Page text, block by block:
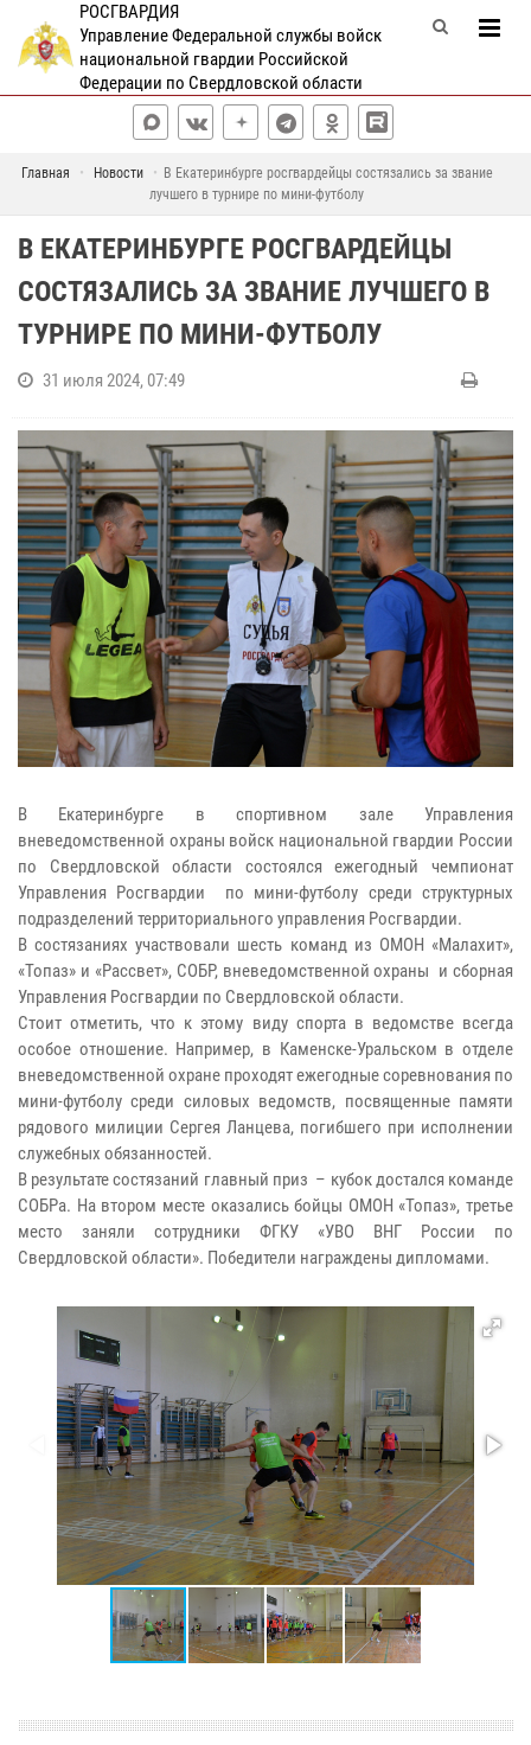
РОСГВАРДИЯ
Управление Федеральной службы войск
национальной гвардии Российской
Федерации по Свердловской области
Главная Новости
В Екатеринбурге росгвардейцы состязались за звание
лучшего в турнире по мини-футболу
В ЕКАТЕРИНБУРГЕ РОСГВАРДЕЙЦЫ
СОСТЯЗАЛИСЬ ЗА ЗВАНИЕ ЛУЧШЕГО В
ТУРНИРЕ ПО МИНИ-ФУТБОЛУ
31 июля 2024, 07:49
В Екатеринбурге в спортивном зале Управления
вневедомственной охраны войск национальной гвардии России
по Свердловской области состоялся ежегодный чемпионат
Управления Росгвардии по мини-футболу среди структурных
подразделений территориального управления Росгвардии.
В состязаниях участвовали шесть команд из ОМОН «Малахит»,
«Топаз» и «Рассвет», СОБР, вневедомственной охраны и сборная
Управления Росгвардии по Свердловской области.
Стоит отметить, что к этому виду спорта в ведомстве всегда
особое отношение. Например, в Каменске-Уральском в отделе
вневедомственной охране проходят ежегодные соревнования по
мини-футболу среди силовых ведомств, посвященные памяти
рядового милиции Сергея Ланцева, погибшего при исполнении
служебных обязанностей.
В результате состязаний главный приз – кубок достался команде
СОБРа. На втором месте оказались бойцы ОМОН «Топаз», третье
место заняли сотрудники ФГКУ «УВО ВНГ России по
Свердловской области». Победители награждены дипломами.